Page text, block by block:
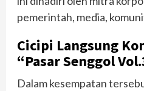
pemerintah, media,
Cicipi Langsung
“Pasar Senggol
Dalam kesempatan